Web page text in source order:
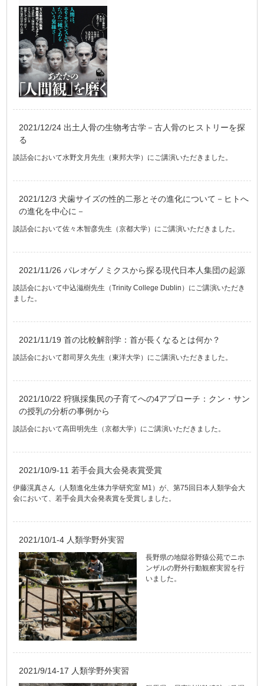
2021/12/24 出土人骨の生物考古学－古人骨のヒストリーを探
る
談話会において水野文月先生（東邦大学）にご講演いただきました。
2021/12/3 犬歯サイズの性的二形とその進化について－ヒトへ
の進化を中心に－
談話会において佐々木智彦先生（京都大学）にご講演いただきました。
2021/11/26 パレオゲノミクスから探る現代日本人集団の起源
談話会において中込滋樹先生（Trinity College Dublin）にご講演いただき
ました。
2021/11/19 首の比較解剖学：首が長くなるとは何か？
談話会において郡司芽久先生（東洋大学）にご講演いただきました。
2021/10/22 狩猟採集民の子育てへの4アプローチ：クン・サン
の授乳の分析の事例から
談話会において高田明先生（京都大学）にご講演いただきました。
2021/10/9-11 若手会員大会発表賞受賞
伊藤滉真さん（人類進化生体力学研究室 M1）が、第75回日本人類学会大
会において、若手会員大会発表賞を受賞しました。
2021/10/1-4 人類学野外実習
長野県の地獄谷野猿公苑でニホ
ンザルの野外行動観察実習を行
いました。
2021/9/14-17 人類学野外実習